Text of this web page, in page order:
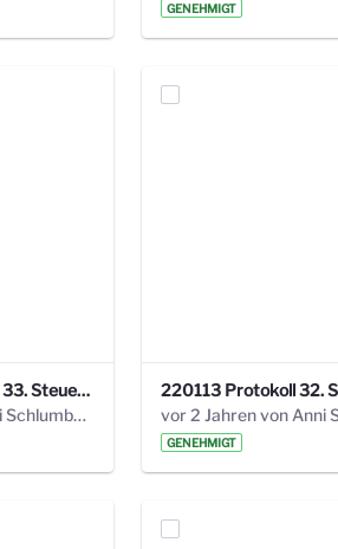
GENEHMIGT
20220706 Protokoll 33. Steuerungskreis.pdf
vor 2 Jahren von Anni Schlumberger
GENEHMIGT